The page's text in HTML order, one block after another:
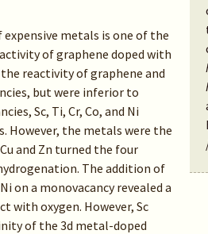
metals is one of the
of graphene doped with
reactivity of graphene and
but were inferior to
Sc, Ti, Cr, Co, and Ni
However, the metals were the
and Zn turned the four
The addition of
on a monovacancy revealed a
with oxygen. However, Sc
of the 3d metal-doped